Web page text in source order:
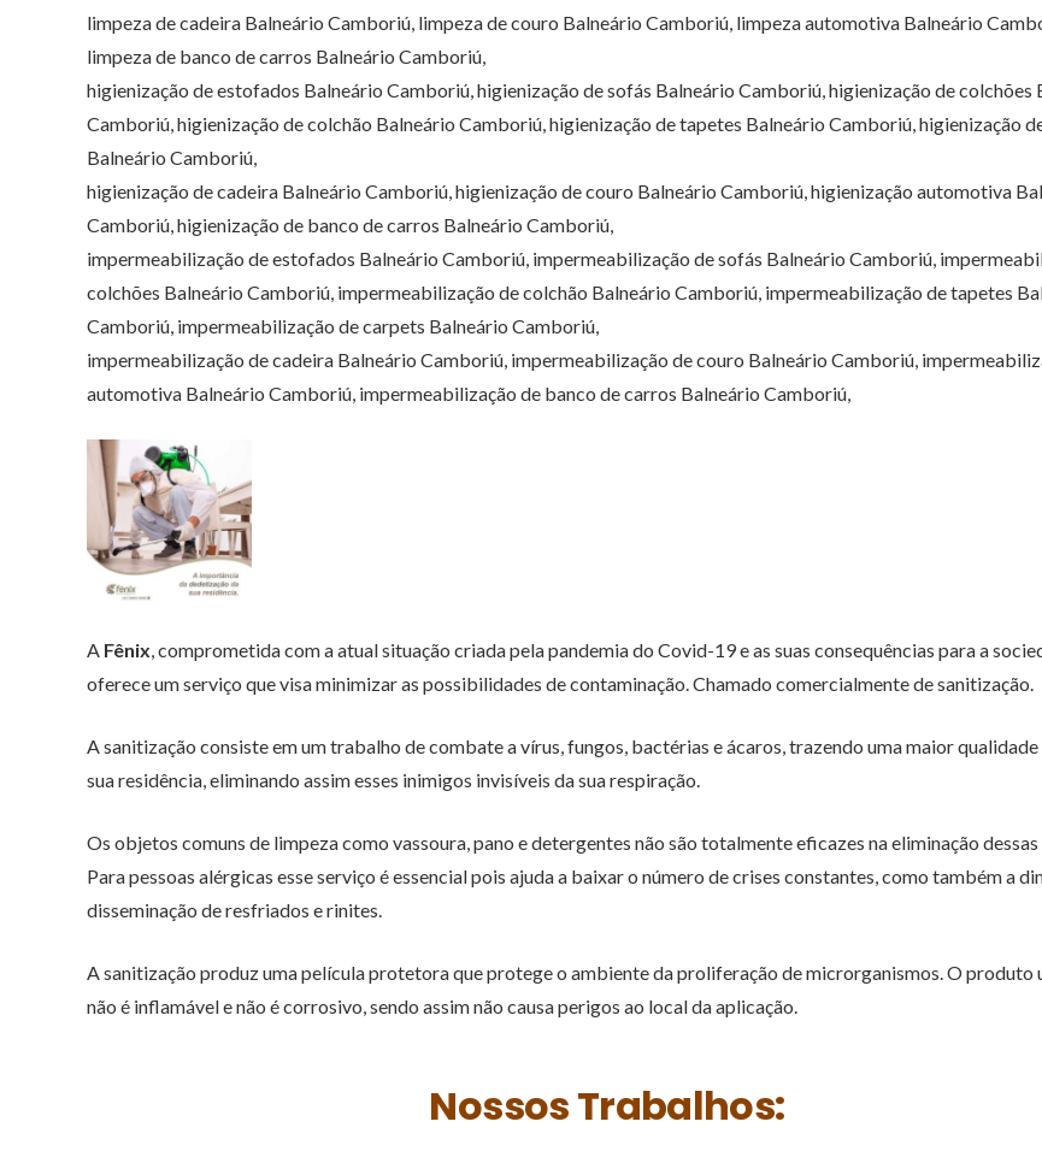
limpeza de cadeira Balneário Camboriú, limpeza de couro Balneário Camboriú, limpeza automotiva Balneário
limpeza de banco de carros Balneário Camboriú,
higienização de estofados Balneário Camboriú, higienização de sofás Balneário Camboriú, higienização de colchões
Camboriú, higienização de colchão Balneário Camboriú, higienização de tapetes Balneário Camboriú, higienização
Balneário Camboriú,
higienização de cadeira Balneário Camboriú, higienização de couro Balneário Camboriú, higienização automotiva
Camboriú, higienização de banco de carros Balneário Camboriú,
impermeabilização de estofados Balneário Camboriú, impermeabilização de sofás Balneário Camboriú,
colchões Balneário Camboriú, impermeabilização de colchão Balneário Camboriú, impermeabilização de tapetes
Camboriú, impermeabilização de carpets Balneário Camboriú,
impermeabilização de cadeira Balneário Camboriú, impermeabilização de couro Balneário Camboriú,
automotiva Balneário Camboriú, impermeabilização de banco de carros Balneário Camboriú,
A Fênix, comprometida com a atual situação criada pela pandemia do Covid-19 e as suas consequências para a
oferece um serviço que visa minimizar as possibilidades de contaminação. Chamado comercialmente de sanitização.
A sanitização consiste em um trabalho de combate a vírus, fungos, bactérias e ácaros, trazendo uma maior qualidade
sua residência, eliminando assim esses inimigos invisíveis da sua respiração.
Os objetos comuns de limpeza como vassoura, pano e detergentes não são totalmente eficazes na eliminação dessas
Para pessoas alérgicas esse serviço é essencial pois ajuda a baixar o número de crises constantes, como também a
disseminação de resfriados e rinites.
A sanitização produz uma película protetora que protege o ambiente da proliferação de microrganismos. O produto
não é inflamável e não é corrosivo, sendo assim não causa perigos ao local da aplicação.
Nossos Trabalhos: